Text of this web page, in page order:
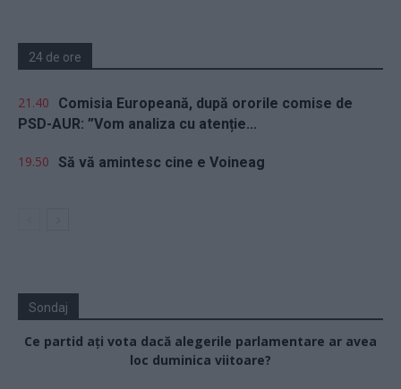
24 de ore
21.40
Comisia Europeană, după ororile comise de
PSD-AUR: ”Vom analiza cu atenție...
19.50 Să vă amintesc cine e Voineag
Sondaj
Ce partid ați vota dacă alegerile parlamentare ar avea
loc duminica viitoare?